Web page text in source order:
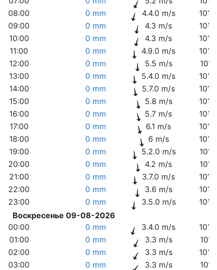
08:00
0 mm 4.4.0 m/s
09:00
0 mm 4.3 m/s
10:00
0 mm 4.3 m/s
11:00
0 mm 4.9.0 m/s
12:00
0 mm 5.5 m/s
13:00
0 mm 5.4.0 m/s
14:00
0 mm 5.7.0 m/s
15:00
0 mm 5.8 m/s
16:00
0 mm 5.7 m/s
17:00
0 mm 6.1 m/s
18:00
0 mm 6 m/s
19:00
0 mm 5.2.0 m/s
20:00
0 mm 4.2 m/s
21:00
0 mm 3.7.0 m/s
22:00
0 mm 3.6 m/s
23:00
0 mm 3.5.0 m/s
Воскресенье 09-08-2026
00:00
0 mm 3.4.0 m/s
01:00
0 mm 3.3 m/s
02:00
0 mm 3.3 m/s
03:00
0 mm 3.3 m/s